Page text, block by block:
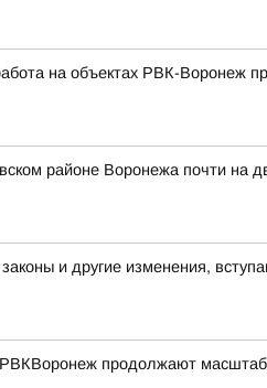
на объектах РВК-Воронеж
районе Воронежа почти на
и другие изменения,
продолжают